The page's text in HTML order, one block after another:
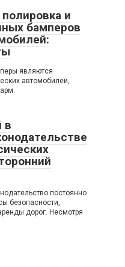
и
бамперов
являются
автомобилей,
в
постоянно
безопасности,
дорог. Несмотря